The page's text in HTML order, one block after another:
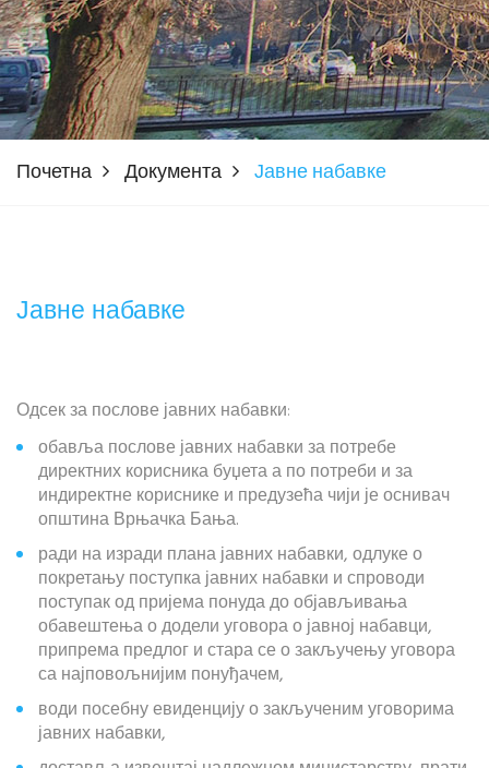
Почетна Документа Јавне набавке
Јавне набавке
Одсек за послове јавних набавки:
обавља послове јавних набавки за потребе
директних корисника буџета а по потреби и за
индиректне кориснике и предузећа чији је оснивач
општина Врњачка Бања.
ради на изради плана јавних набавки, одлуке о
покретању поступка јавних набавки и спроводи
поступак од пријема понуда до објављивања
обавештења о додели уговора о јавној набавци,
припрема предлог и стара се о закључењу уговора
са најповољнијим понуђачем,
води посебну евиденцију о закљученим уговорима
јавних набавки,